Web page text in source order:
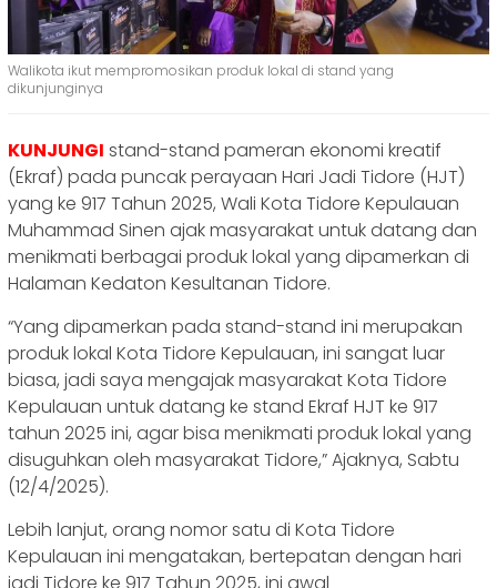
Walikota ikut mempromosikan produk lokal di stand yang
dikunjunginya
KUNJUNGI stand-stand pameran ekonomi kreatif
(Ekraf) pada puncak perayaan Hari Jadi Tidore (HJT)
yang ke 917 Tahun 2025, Wali Kota Tidore Kepulauan
Muhammad Sinen ajak masyarakat untuk datang dan
menikmati berbagai produk lokal yang dipamerkan di
Halaman Kedaton Kesultanan Tidore.
“Yang dipamerkan pada stand-stand ini merupakan
produk lokal Kota Tidore Kepulauan, ini sangat luar
biasa, jadi saya mengajak masyarakat Kota Tidore
Kepulauan untuk datang ke stand Ekraf HJT ke 917
tahun 2025 ini, agar bisa menikmati produk lokal yang
disuguhkan oleh masyarakat Tidore,” Ajaknya, Sabtu
(12/4/2025).
Lebih lanjut, orang nomor satu di Kota Tidore
Kepulauan ini mengatakan, bertepatan dengan hari